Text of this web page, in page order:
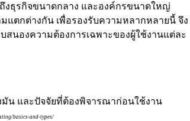
งธุรกิจขนาดกลาง และองค์กรขนาดใหญ่
แตกต่างกัน เพื่อรองรับความหลากหลายนี้ จึง
สนองความต้องการเฉพาะของผู้ใช้งานแต่ละ
basics-and-types/